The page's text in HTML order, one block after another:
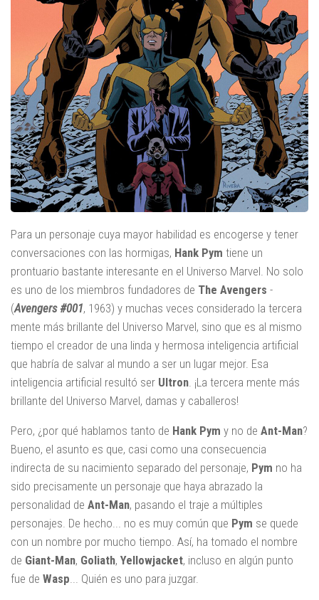
Para un personaje cuya mayor habilidad es encogerse y tener
conversaciones con las hormigas, Hank Pym tiene un
prontuario bastante interesante en el Universo Marvel. No solo
es uno de los miembros fundadores de The Avengers -
(Avengers #001, 1963) y muchas veces considerado la tercera
mente más brillante del Universo Marvel, sino que es al mismo
tiempo el creador de una linda y hermosa inteligencia artificial
que habría de salvar al mundo a ser un lugar mejor. Esa
inteligencia artificial resultó ser Ultron . ¡La tercera mente más
brillante del Universo Marvel, damas y caballeros!
Pero, ¿por qué hablamos tanto de Hank Pym y no de Ant-Man?
Bueno, el asunto es que, casi como una consecuencia
indirecta de su nacimiento separado del personaje, Pym no ha
sido precisamente un personaje que haya abrazado la
personalidad de Ant-Man, pasando el traje a múltiples
personajes. De hecho... no es muy común que Pym se quede
con un nombre por mucho tiempo. Así, ha tomado el nombre
de Giant-Man, Goliath, Yellowjacket, incluso en algún punto
fue de Wasp... Quién es uno para juzgar.